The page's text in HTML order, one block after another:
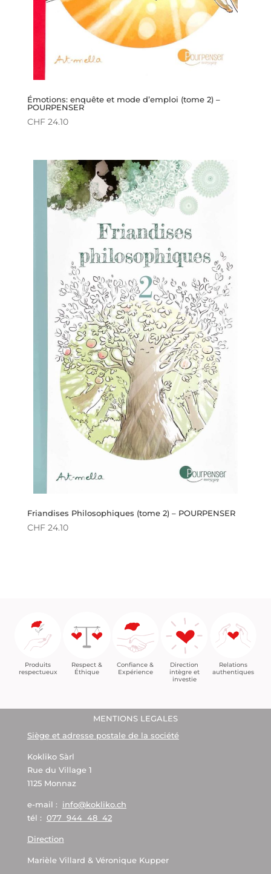
Émotions: enquête et mode d’emploi (tome 2) –
POURPENSER
CHF24.10
Friandises Philosophiques (tome 2) – POURPENSER
CHF24.10
Produits
respectueux
Respect &
Éthique
Confiance &
Expérience
Direction
intègre et
investie
Relations
authentiques
MENTIONS LEGALES
Siège et adresse postale de la société
Kokliko Sàrl
Rue du Village 1
1125 Monnaz
e-mail : info@kokliko.ch
tél : 077 944 48 42
Direction
Marièle Villard & Véronique Kupper